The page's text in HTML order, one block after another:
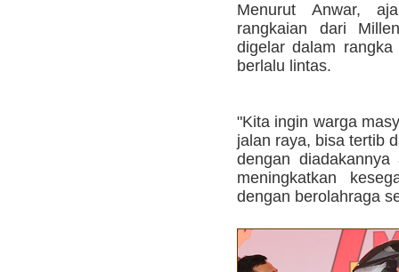
Menurut Anwar,
rangkaian dari
digelar dalam rangka
berlalu lintas.
"Kita ingin warga
jalan raya, bisa tertib
dengan
meningkatkan
dengan berolahraga